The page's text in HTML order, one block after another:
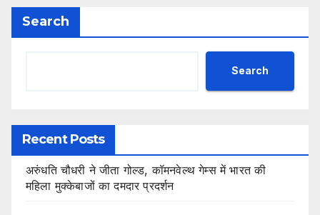
Search
Search
Recent Posts
अरुंधति चौधरी ने जीता गोल्ड, कॉमनवेल्थ गेम्स में भारत की
महिला मुक्केबाजों का दमदार प्रदर्शन